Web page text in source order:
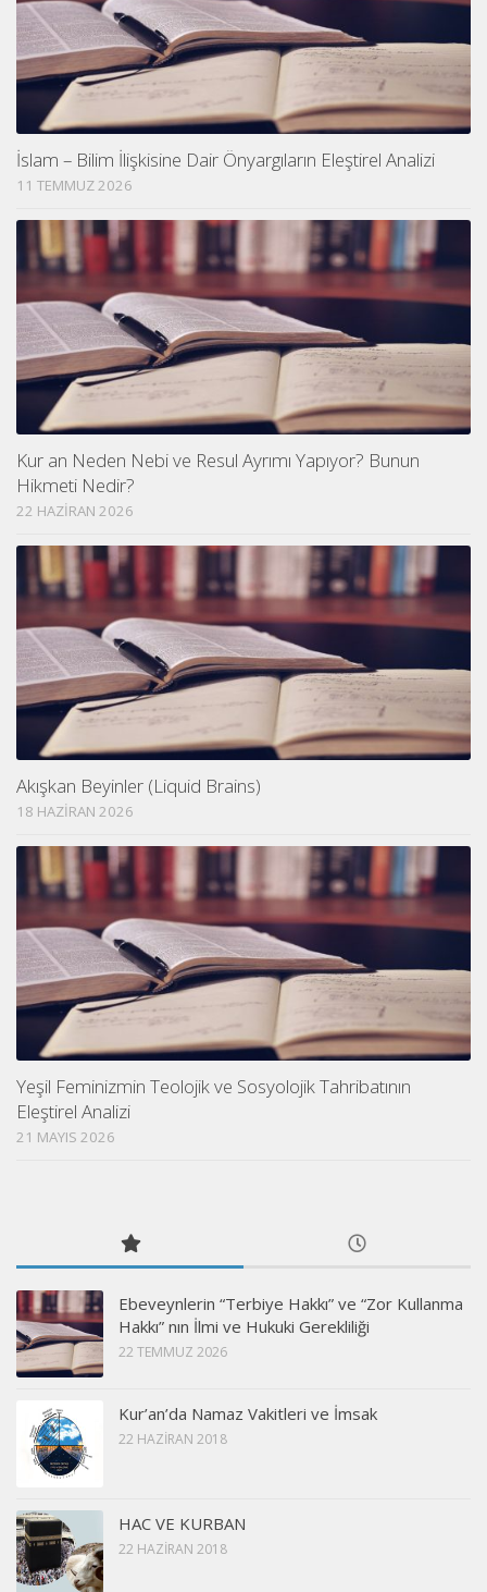
İslam – Bilim İlişkisine Dair Önyargıların Eleştirel Analizi
11 TEMMUZ 2026
Kur an Neden Nebi ve Resul Ayrımı Yapıyor? Bunun
Hikmeti Nedir?
22 HAZIRAN 2026
Akışkan Beyinler (Liquid Brains)
18 HAZIRAN 2026
Yeşil Feminizmin Teolojik ve Sosyolojik Tahribatının
Eleştirel Analizi
21 MAYIS 2026
Ebeveynlerin “Terbiye Hakkı” ve “Zor Kullanma
Hakkı” nın İlmi ve Hukuki Gerekliliği
22 TEMMUZ 2026
Kur’an’da Namaz Vakitleri ve İmsak
22 HAZIRAN 2018
HAC VE KURBAN
22 HAZIRAN 2018